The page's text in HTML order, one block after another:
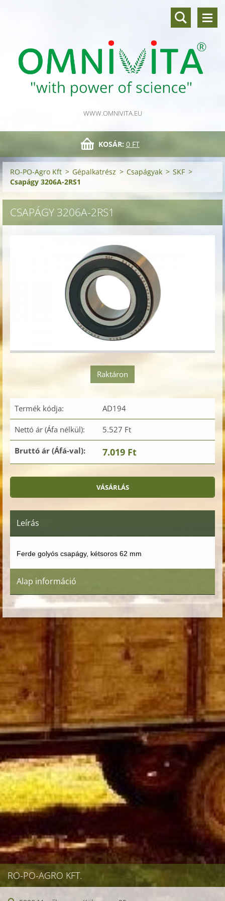
WWW.OMNIVITA.EU
KOSÁR: 0 FT
RO-PO-Agro Kft > Gépalkatrész > Csapágyak > SKF >
Csapágy 3206A-2RS1
CSAPÁGY 3206A-2RS1
Raktáron
Termék kódja: AD194
Nettó ár (Áfa nélkül): 5.527 Ft
Bruttó ár (Áfá-val): 7.019 Ft
Leírás
Ferde golyós csapágy, kétsoros 62 mm
Alap információ
RO-PO-AGRO KFT.